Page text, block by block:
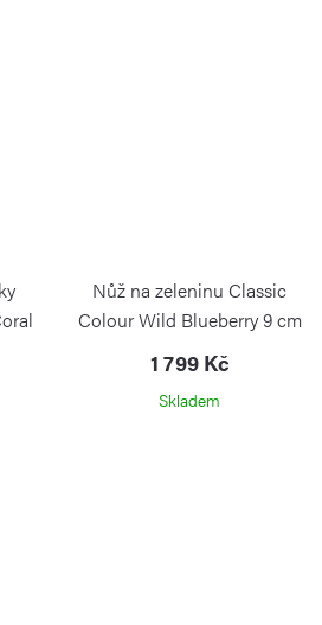
Nůž na zeleninu Classic
Colour Wild Blueberry 9 cm
1 799 Kč
Skladem